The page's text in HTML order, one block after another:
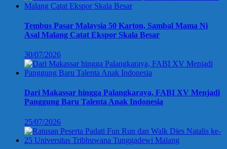
Tembus Pasar Malaysia 50 Karton, Sambal Mama Ni
Asal Malang Catat Ekspor Skala Besar
30/07/2026
Dari Makassar hingga Palangkaraya, FABI XV Menjadi
Panggung Baru Talenta Anak Indonesia
25/07/2026